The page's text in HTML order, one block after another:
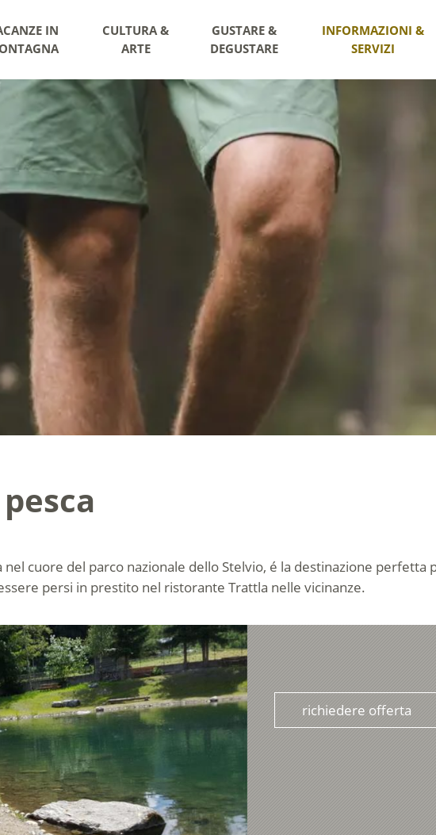
IN
CULTURA &
ARTE
GUSTARE &
DEGUSTARE
INFORMAZIONI &
SERVIZI
cuore del parco nazionale dello Stelvio, é la destinazione
persi in prestito nel ristorante Trattla nelle vicinanze.
richiedere offerta